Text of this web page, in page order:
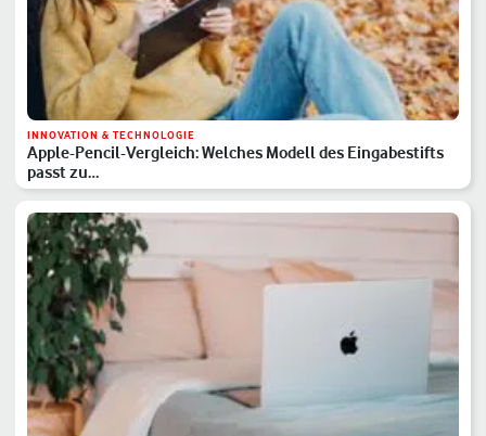
INNOVATION & TECHNOLOGIE
Apple-Pencil-Vergleich: Welches Modell des Eingabestifts
passt zu…